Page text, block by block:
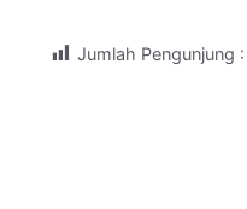
Jumlah Pengunjung :